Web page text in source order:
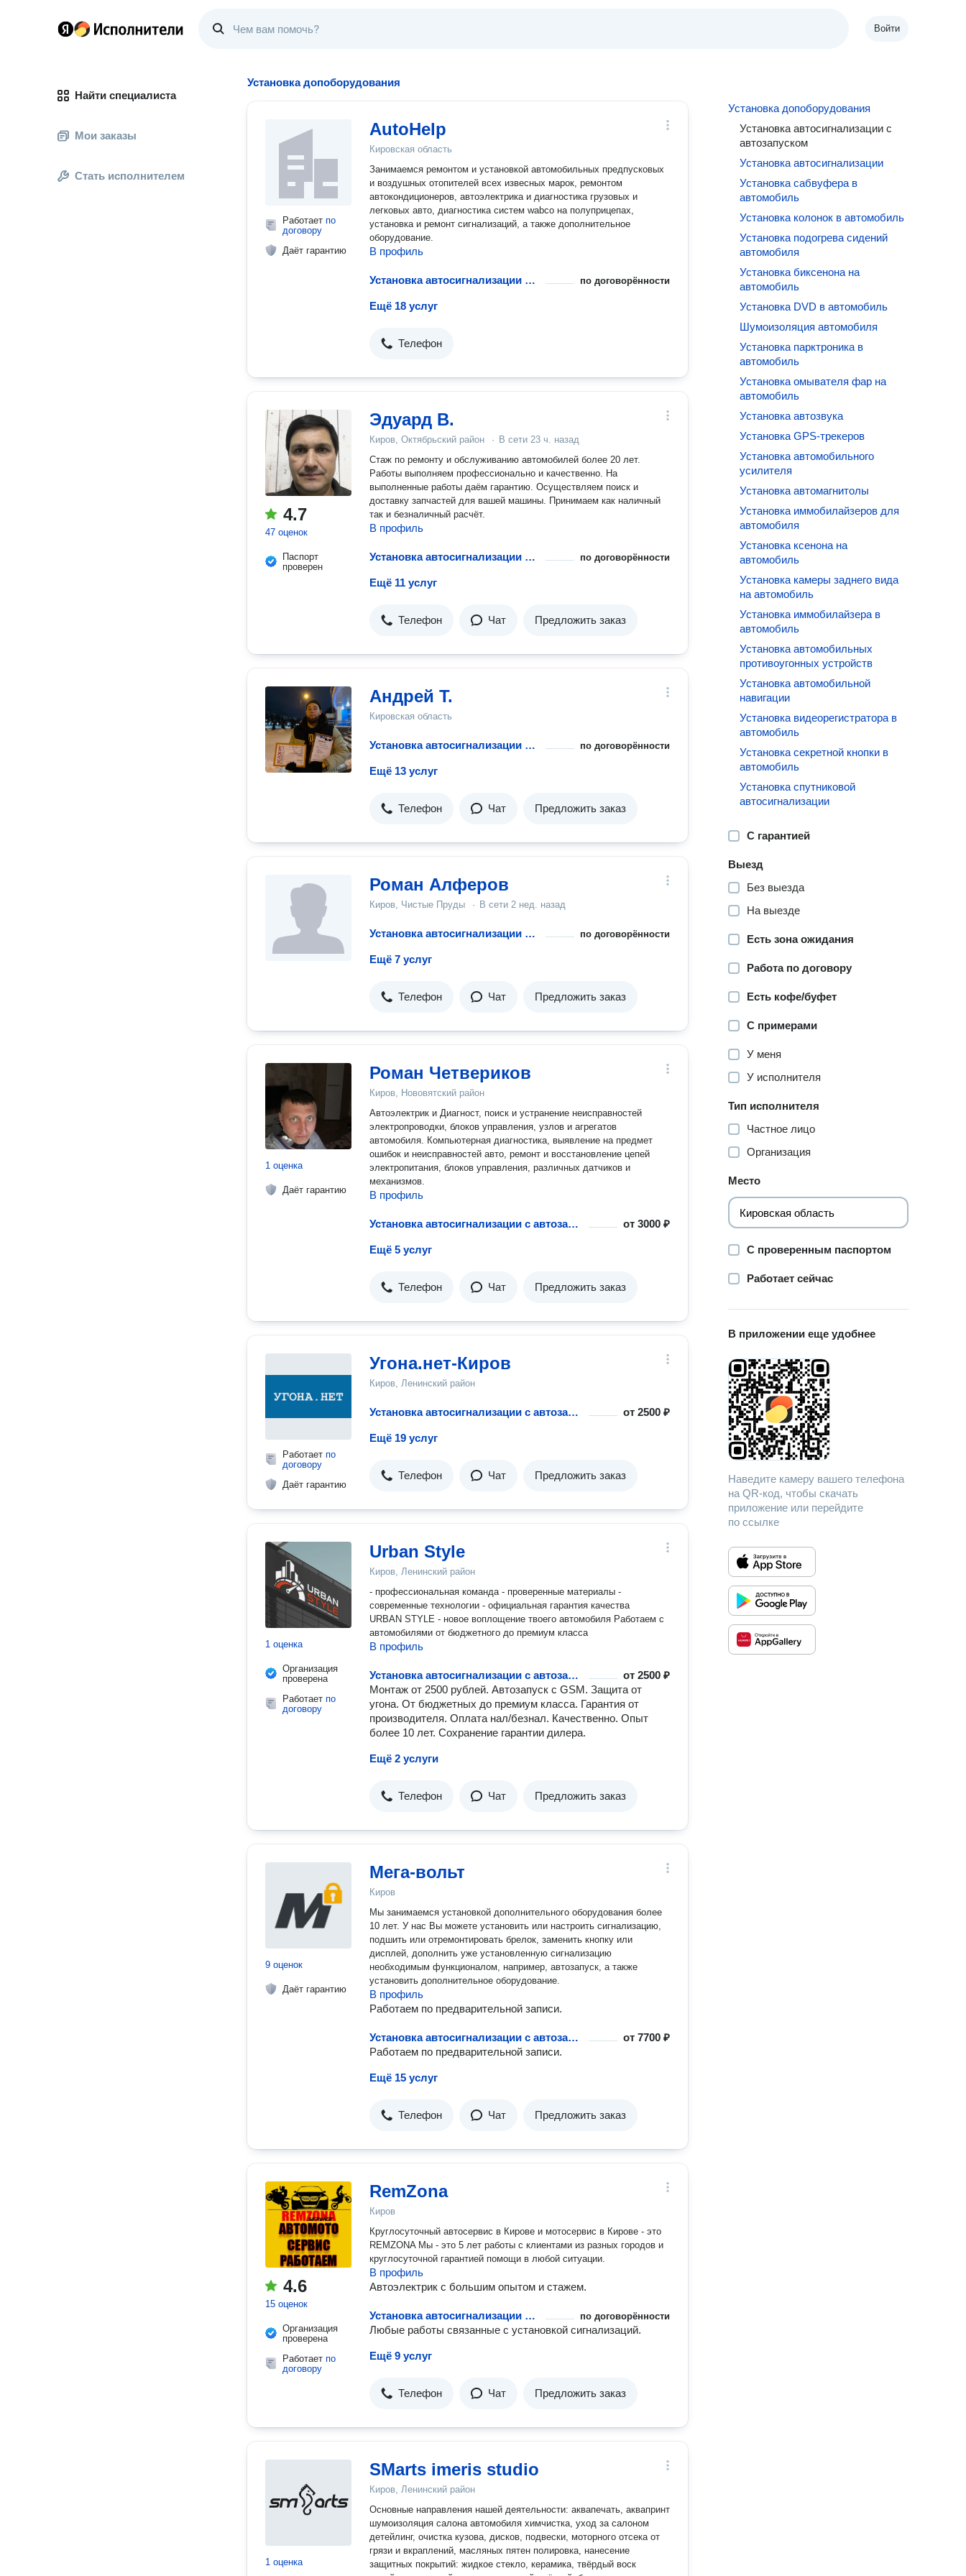
Войти
Найти специалиста
Мои заказы
Стать исполнителем
Установка допоборудования
Работает по
договору
Даёт гарантию
AutoHelp
Кировская область
Занимаемся ремонтом и установкой автомобильных предпусковых
и воздушных отопителей всех извесных марок, ремонтом
автокондиционеров, автоэлектрика и диагностика грузовых и
легковых авто, диагностика систем wabco на полуприцепах,
установка и ремонт сигнализаций, а также дополнительное
оборудование.
В профиль
Установка автосигнализации с автозапуском по договорённости
Ещё 18 услуг
Телефон
4.7
47 оценок
Паспорт
проверен
Эдуард В.
Киров, Октябрьский район · В сети 23 ч. назад
Стаж по ремонту и обслуживанию автомобилей более 20 лет.
Работы выполняем профессионально и качественно. На
выполненные работы даём гарантию. Осуществляем поиск и
доставку запчастей для вашей машины. Принимаем как наличный
так и безналичный расчёт.
В профиль
Установка автосигнализации с автозапуском по договорённости
Ещё 11 услуг
Телефон Чат Предложить заказ
Андрей Т.
Кировская область
Установка автосигнализации с автозапуском по договорённости
Ещё 13 услуг
Телефон Чат Предложить заказ
Роман Алферов
Киров, Чистые Пруды · В сети 2 нед. назад
Установка автосигнализации с автозапуском по договорённости
Ещё 7 услуг
Телефон Чат Предложить заказ
1 оценка
Даёт гарантию
Роман Четвериков
Киров, Нововятский район
Автоэлектрик и Диагност, поиск и устранение неисправностей
электропроводки, блоков управления, узлов и агрегатов
автомобиля. Компьютерная диагностика, выявление на предмет
ошибок и неисправностей авто, ремонт и восстановление цепей
электропитания, блоков управления, различных датчиков и
механизмов.
В профиль
Установка автосигнализации с автозапуском от3000 ₽
Ещё 5 услуг
Телефон Чат Предложить заказ
Работает по
договору
Даёт гарантию
Угона.нет-Киров
Киров, Ленинский район
Установка автосигнализации с автозапуском от2500 ₽
Ещё 19 услуг
Телефон Чат Предложить заказ
1 оценка
Организация
проверена
Работает по
договору
Urban Style
Киров, Ленинский район
- профессиональная команда - проверенные материалы -
современные технологии - официальная гарантия качества ⠀
URBAN STYLE - новое воплощение твоего автомобиля Работаем с
автомобилями от бюджетного до премиум класса
В профиль
Установка автосигнализации с автозапуском от2500 ₽
Монтаж от 2500 рублей. Автозапуск с GSM. Защита от
угона. От бюджетных до премиум класса. Гарантия от
производителя. Оплата нал/безнал. Качественно. Опыт
более 10 лет. Сохранение гарантии дилера.
Ещё 2 услуги
Телефон Чат Предложить заказ
9 оценок
Даёт гарантию
Мега-вольт
Киров
Мы занимаемся установкой дополнительного оборудования более
10 лет. У нас Вы можете установить или настроить сигнализацию,
подшить или отремонтировать брелок, заменить кнопку или
дисплей, дополнить уже установленную сигнализацию
необходимым функционалом, например, автозапуск, а также
установить дополнительное оборудование.
В профиль
Работаем по предварительной записи.
Установка автосигнализации с автозапуском от7700 ₽
Работаем по предварительной записи.
Ещё 15 услуг
Телефон Чат Предложить заказ
4.6
15 оценок
Организация
проверена
Работает по
договору
RemZona
Киров
Круглосуточный автосервис в Кирове и мотосервис в Кирове - это
REMZONA Мы - это 5 лет работы с клиентами из разных городов и
круглосуточной гарантией помощи в любой ситуации.
В профиль
Автоэлектрик с большим опытом и стажем.
Установка автосигнализации с автозапуском по договорённости
Любые работы связанные с установкой сигнализаций.
Ещё 9 услуг
Телефон Чат Предложить заказ
1 оценка
SMarts imeris studio
Киров, Ленинский район
Основные направления нашей деятельности: аквапечать, аквапринт
шумоизоляция салона автомобиля химчистка, уход за салоном
детейлинг, очистка кузова, дисков, подвески, моторного отсека от
грязи и вкраплений, масляных пятен полировка, нанесение
защитных покрытий: жидкое стекло, керамика, твёрдый воск
Установка допоборудования
Установка автосигнализации с
автозапуском
Установка автосигнализации
Установка сабвуфера в
автомобиль
Установка колонок в автомобиль
Установка подогрева сидений
автомобиля
Установка биксенона на
автомобиль
Установка DVD в автомобиль
Шумоизоляция автомобиля
Установка парктроника в
автомобиль
Установка омывателя фар на
автомобиль
Установка автозвука
Установка GPS-трекеров
Установка автомобильного
усилителя
Установка автомагнитолы
Установка иммобилайзеров для
автомобиля
Установка ксенона на
автомобиль
Установка камеры заднего вида
на автомобиль
Установка иммобилайзера в
автомобиль
Установка автомобильных
противоугонных устройств
Установка автомобильной
навигации
Установка видеорегистратора в
автомобиль
Установка секретной кнопки в
автомобиль
Установка спутниковой
автосигнализации
С гарантией
Выезд
Без выезда
На выезде
Есть зона ожидания
Работа по договору
Есть кофе/буфет
С примерами
У меня
У исполнителя
Тип исполнителя
Частное лицо
Организация
Место
С проверенным паспортом
Работает сейчас
В приложении еще удобнее
Наведите камеру вашего телефона
на QR-код, чтобы скачать
приложение или перейдите
по ссылке